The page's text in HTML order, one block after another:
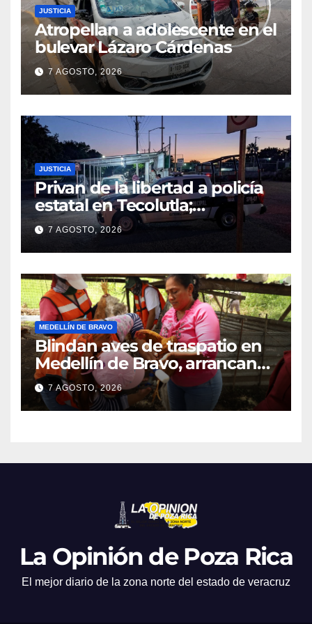
JUSTICIA
Atropellan a adolescente en el
bulevar Lázaro Cárdenas
7 AGOSTO, 2026
JUSTICIA
Privan de la libertad a policía
estatal en Tecolutla;
despliegan operativo para
localizarlo
7 AGOSTO, 2026
MEDELLÍN DE BRAVO
Blindan aves de traspatio en
Medellín de Bravo, arrancan
vacunación masiva contra el
Newcastle
7 AGOSTO, 2026
La Opinión de Poza Rica
El mejor diario de la zona norte del estado de veracruz